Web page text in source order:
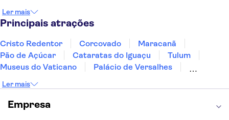
Fernando de Noronha
Ler mais
Principais atrações
Cristo Redentor Corcovado
Maracanã
Pão de Açúcar
Cataratas do Iguaçu
Tulum
Museus do Vaticano
Palácio de Versalhes
Museu do Louvre
Sagrada Família
Estátua da Liberdade
Ler mais
Empresa